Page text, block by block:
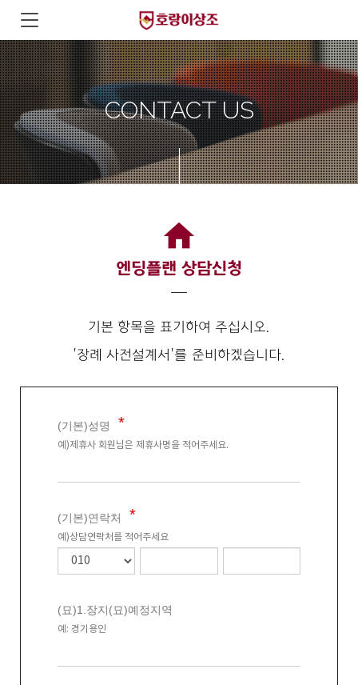
CONTACT US
home
엔딩플랜 상담신청
기본 항목을 표기하여 주십시오.
'장례 사전설계서'를 준비하겠습니다.
(기본)성명
예)제휴사 회원님은 제휴사명을 적어주세요.
(기본)연락처
예)상담연락처를 적어주세요
(묘)1.장지(묘)예정지역
예: 경기용인